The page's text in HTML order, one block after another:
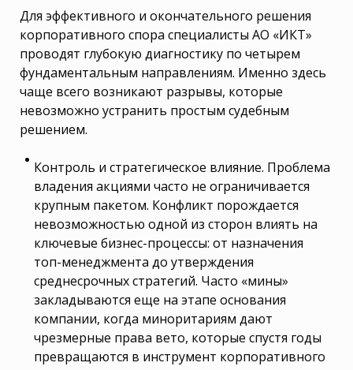
Для эффективного и окончательного решения
корпоративного спора специалисты АО «ИКТ»
проводят глубокую диагностику по четырем
фундаментальным направлениям. Именно здесь
чаще всего возникают разрывы, которые
невозможно устранить простым судебным
решением.
Контроль и стратегическое влияние. Проблема
владения акциями часто не ограничивается
крупным пакетом. Конфликт порождается
невозможностью одной из сторон влиять на
ключевые бизнес-процессы: от назначения
топ-менеджмента до утверждения
среднесрочных стратегий. Часто «мины»
закладываются еще на этапе основания
компании, когда миноритариям дают
чрезмерные права вето, которые спустя годы
превращаются в инструмент корпоративного